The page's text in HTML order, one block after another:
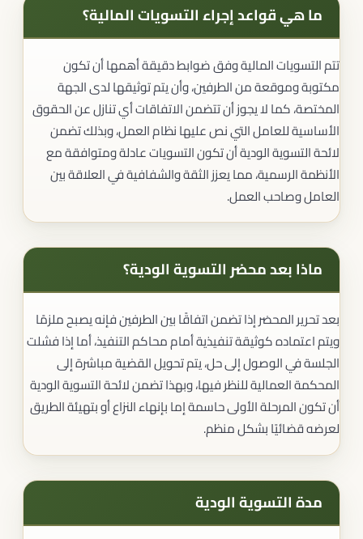
ما هي قواعد إجراء التسويات المالية؟
تتم التسويات المالية وفق ضوابط دقيقة أهمها أن تكون
مكتوبة وموقعة من الطرفين، وأن يتم توثيقها لدى الجهة
المختصة، كما لا يجوز أن تتضمن الاتفاقات أي تنازل عن الحقوق
الأساسية للعامل التي نص عليها نظام العمل، وبذلك تضمن
لائحة التسوية الودية أن تكون التسويات عادلة ومتوافقة مع
الأنظمة الرسمية، مما يعزز الثقة والشفافية في العلاقة بين
العامل وصاحب العمل.
ماذا بعد محضر التسوية الودية؟
بعد تحرير المحضر إذا تضمن اتفاقًا بين الطرفين فإنه يصبح ملزمًا
ويتم اعتماده كوثيقة تنفيذية أمام محاكم التنفيذ، أما إذا فشلت
الجلسة في الوصول إلى حل، يتم تحويل القضية مباشرة إلى
المحكمة العمالية للنظر فيها، وبهذا تضمن لائحة التسوية الودية
أن تكون المرحلة الأولى حاسمة إما بإنهاء النزاع أو بتهيئة الطريق
لعرضه قضائيًا بشكل منظم.
مدة التسوية الودية